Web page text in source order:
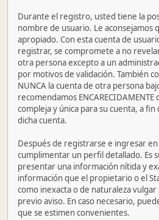
Durante el registro, usted tiene la
nombre de usuario. Le aconsejamos
apropiado. Con esta cuenta de
registrar, se compromete a no
otra persona excepto a un
por motivos de validación. También
NUNCA la cuenta de otra persona
recomendamos
compleja y única para su cuenta, a
dicha cuenta.
Después de registrarse e ingresar
cumplimentar un perfil detallado. Es
presentar una información nítida y
información que el propietario o el
como inexacta o de naturaleza
previo aviso. En caso necesario,
que se estimen convenientes.